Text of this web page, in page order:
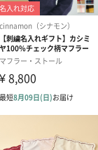
【誕生日】
Birthday ホワ
刷なし）（